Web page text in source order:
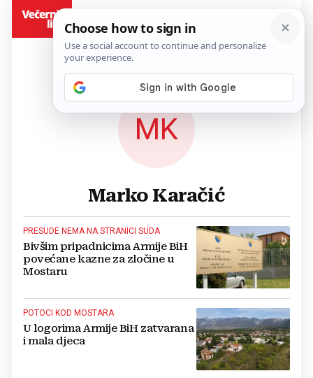
MK
Marko Karačić
PRESUDE NEMA NA STRANICI SUDA
Bivšim pripadnicima Armije BiH
povećane kazne za zločine u
Mostaru
POTOCI KOD MOSTARA
U logorima Armije BiH zatvarana
i mala djeca